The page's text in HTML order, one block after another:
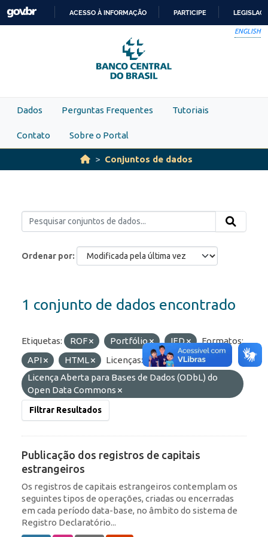
Skip to main content
PARA
O
CONTEÚDO
ACESSO À INFORMAÇÃO PARTICIPE
ENGLISH
Dados Perguntas Frequentes Tutoriais
Contato Sobre o Portal
Conjuntos de dados
Ordenar por
1 conjunto de dados encontrado
Etiquetas: ROF Portfólio IED
Formatos:
API
HTML
Licenças:
Licença Aberta para Bases de Dados (ODbL) do
Open Data Commons
Filtrar Resultados
Publicação dos registros de capitais
estrangeiros
Os registros de capitais estrangeiros contemplam os
seguintes tipos de operações, criadas ou encerradas
em cada período data-base, no âmbito do sistema de
Registro Declaratório...